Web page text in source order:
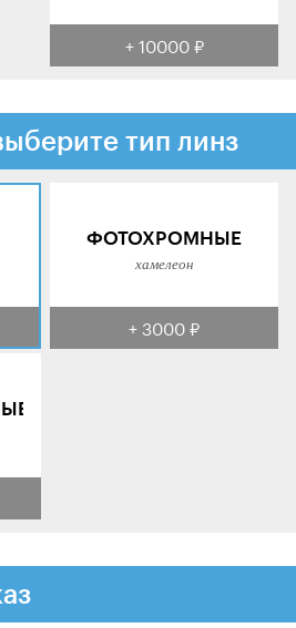
+ 10000 ₽
тип линз
ФОТОХРОМНЫЕ
хамелеон
+ 3000 ₽